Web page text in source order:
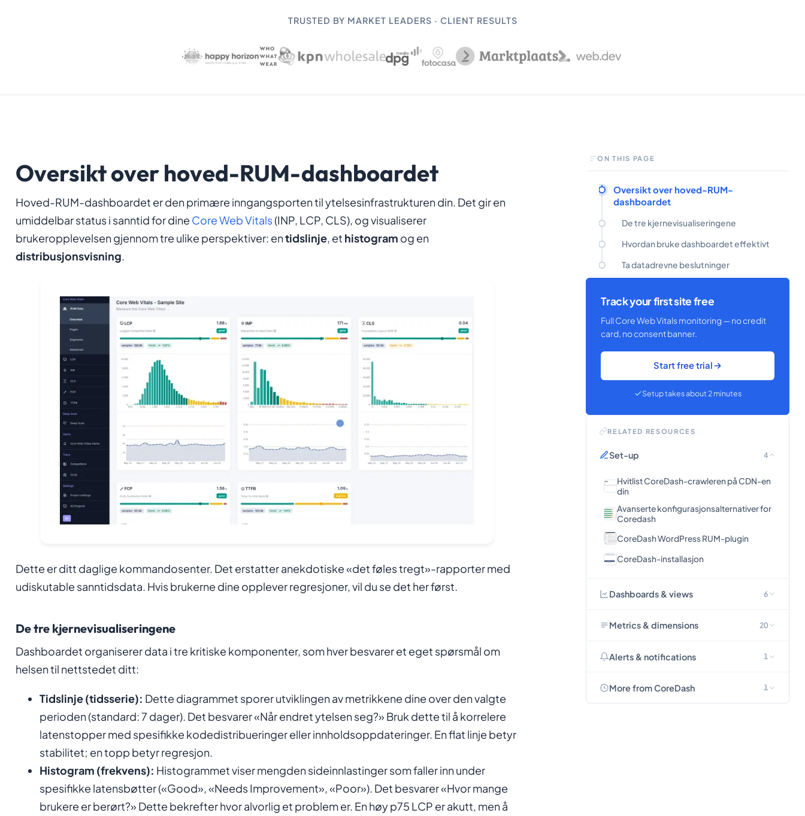
TRUSTED BY MARKET LEADERS · CLIENT RESULTS
Oversikt over hoved-RUM-dashboardet
Hoved-RUM-dashboardet er den primære inngangsporten til ytelsesinfrastrukturen din. Det gir en
umiddelbar status i sanntid for dine Core Web Vitals(INP, LCP, CLS), og visualiserer
brukeropplevelsen gjennom tre ulike perspektiver: entidslinje, et histogram og en
distribusjonsvisning.
Dette er ditt daglige kommandosenter. Det erstatter anekdotiske «det føles tregt»-rapporter med
udiskutable sanntidsdata. Hvis brukerne dine opplever regresjoner, vil du se det her først.
De tre kjernevisualiseringene
Dashboardet organiserer data i tre kritiske komponenter, som hver besvarer et eget spørsmål om
helsen til nettstedet ditt:
Tidslinje (tidsserie): Dette diagrammet sporer utviklingen av metrikkene dine over den valgte
perioden (standard: 7 dager). Det besvarer «Når endret ytelsen seg?» Bruk dette til å korrelere
latenstopper med spesifikke kodedistribueringer eller innholdsoppdateringer. En flat linje betyr
stabilitet; en topp betyr regresjon.
Histogram (frekvens): Histogrammet viser mengden sideinnlastinger som faller inn under
spesifikke latensbøtter («Good», «Needs Improvement», «Poor»). Det besvarer «Hvor mange
brukere er berørt?» Dette bekrefter hvor alvorlig et problem er. En høy p75 LCP er akutt, men å
ON THIS PAGE
Oversikt over hoved-RUM-
dashboardet
De tre kjernevisualiseringene
Hvordan bruke dashboardet effektivt
Ta datadrevne beslutninger
Track your first site free
Full Core Web Vitals monitoring — no credit
card, no consent banner.
Start free trial
Setup takes about 2 minutes
RELATED RESOURCES
Set-up 4
Hvitlist CoreDash-crawleren på CDN-en
din
Avanserte konfigurasjonsalternativer for
Coredash
CoreDash WordPress RUM-plugin
CoreDash-installasjon
Dashboards & views 6
Metrics & dimensions 20
Alerts & notifications 1
More from CoreDash 1